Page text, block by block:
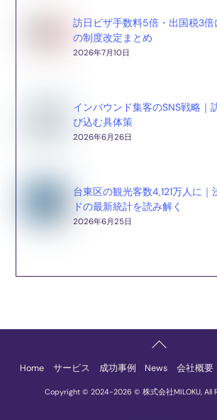
訪日ビザ手数料5倍・出国税3
の制度改定まとめ
2026年7月10日
インバウンド集客のSNS戦略｜
び込む具体策
2026年6月26日
台東区の観光客数4,121万人に｜
ドの最新統計を読み解く
2026年6月25日
Back
Top
Home サービス 成功事例 News 会社概要
Copyright © 2024-2026 © 株式会社MILOKU, All